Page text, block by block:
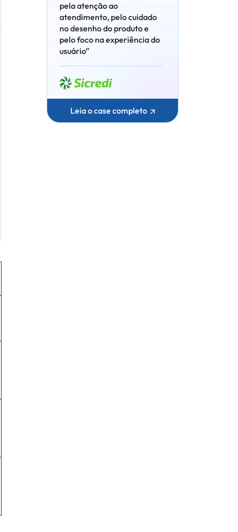
pela atenção ao
atendimento, pelo cuidado
no desenho do produto e
pelo foco na experiência do
usuário”
Leia o case completo